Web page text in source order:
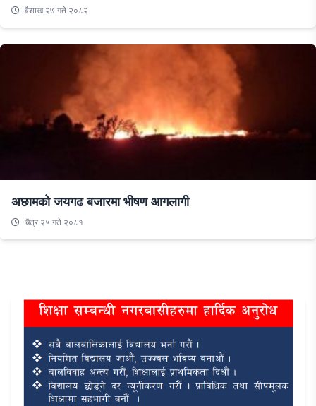
वैशाख २७ गते २०८२
अछामको जयगढ बजारमा भीषण आगलागी
चैत्र २५ गते २०८१